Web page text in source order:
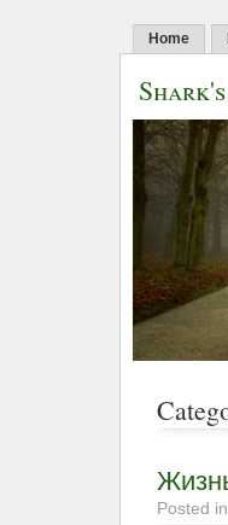
Home
Shark's
Posted in